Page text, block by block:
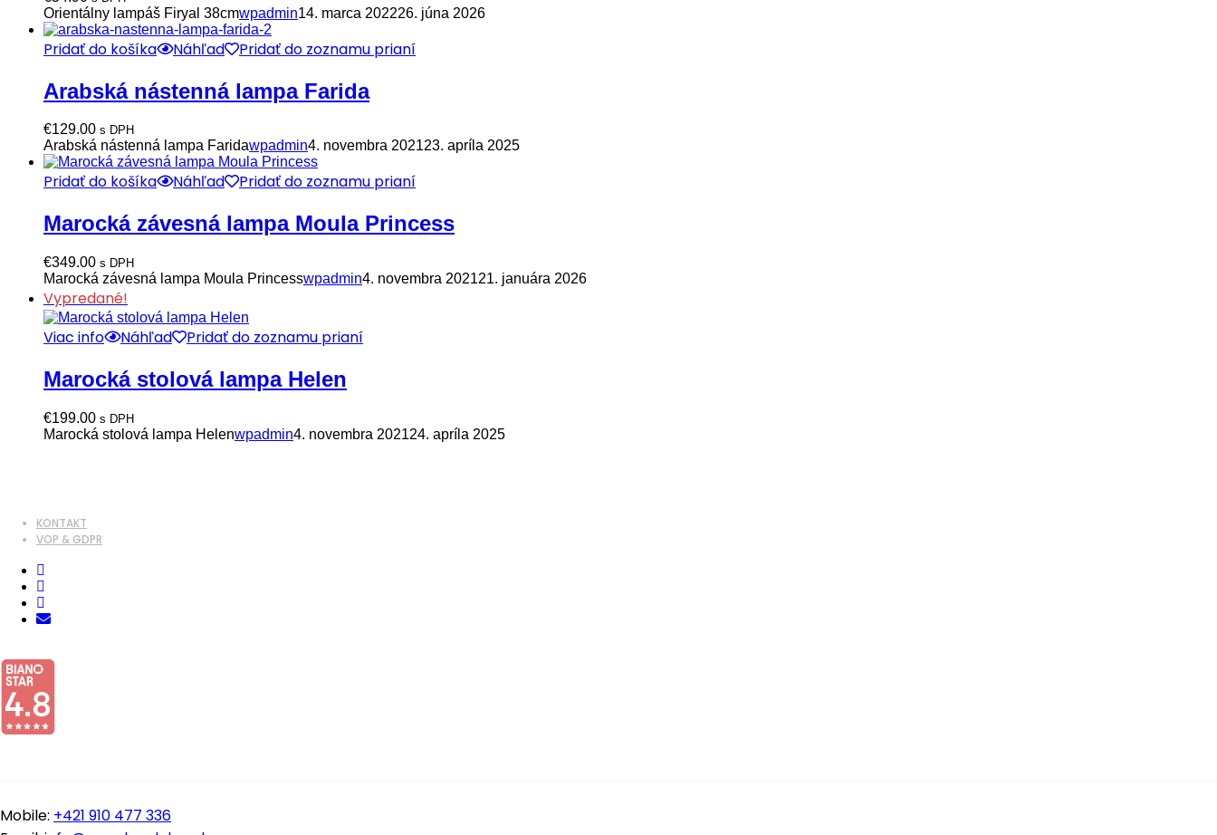
Orientálny lampáš Firyal 38cmwpadmin14. marca 202226. júna 2026
Pridať do košíka Náhľad Pridať do zoznamu prianí
Arabská nástenná lampa Farida
€129.00 s DPH
Arabská nástenná lampa Faridawpadmin4. novembra 202123. apríla 2025
Pridať do košíka Náhľad Pridať do zoznamu prianí
Marocká závesná lampa Moula Princess
€349.00 s DPH
Marocká závesná lampa Moula Princesswpadmin4. novembra 202121. januára 2026
Vypredané!
Viac info
Náhľad Pridať do zoznamu prianí
Marocká stolová lampa Helen
€199.00 s DPH
Marocká stolová lampa Helenwpadmin4. novembra 202124. apríla 2025
KONTAKT
VOP & GDPR
Mobile: +421 910 477 336